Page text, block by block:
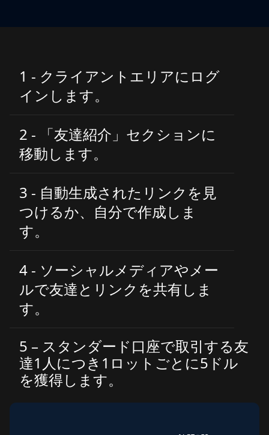
1 - クライアントエリアにログ
インします。
2 - 「友達紹介」セクションに
移動します。
3 - 自動生成されたリンクを見
つけるか、自分で作成しま
す。
4 - ソーシャルメディアやメー
ルで友達とリンクを共有しま
す。
5 – スタンダード口座で取引する友
達1人につき1ロットごとに5ドル
を獲得します。